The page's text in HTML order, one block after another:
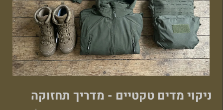
ניקוי מדים טקטיים - מדריך תחזוקה